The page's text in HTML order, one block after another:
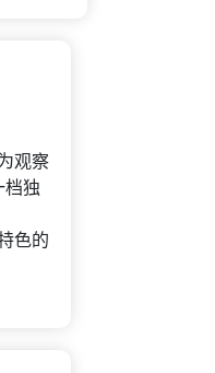
观察
档独
色的